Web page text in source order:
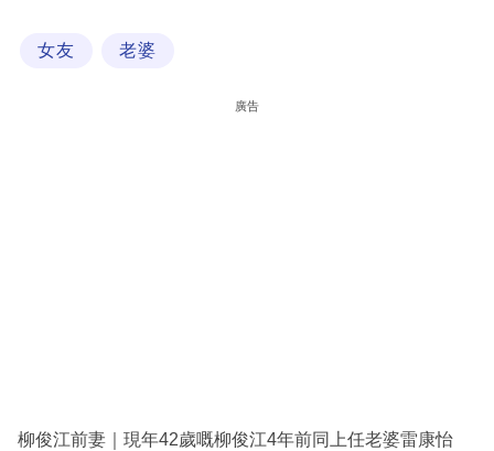
場
女友 老婆
廣告
柳俊江前妻｜現年42歲嘅柳俊江4年前同上任老婆雷康怡